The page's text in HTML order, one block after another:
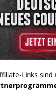
Links